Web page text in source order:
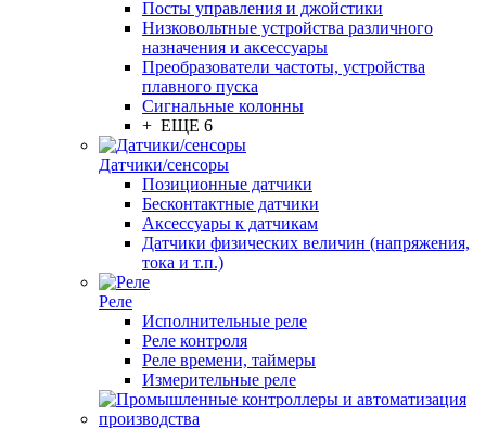
Посты управления и джойстики
Низковольтные устройства различного
назначения и аксессуары
Преобразователи частоты, устройства
плавного пуска
Сигнальные колонны
+ ЕЩЕ 6
Датчики/сенсоры
Позиционные датчики
Бесконтактные датчики
Аксессуары к датчикам
Датчики физических величин (напряжения,
тока и т.п.)
Реле
Исполнительные реле
Реле контроля
Реле времени, таймеры
Измерительные реле